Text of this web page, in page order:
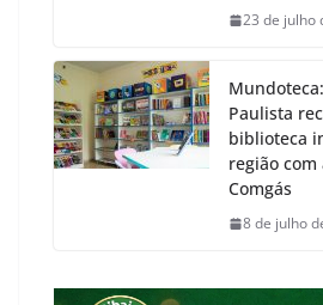
23 de julho
Paulista
biblioteca
região com
Comgás
8 de julho